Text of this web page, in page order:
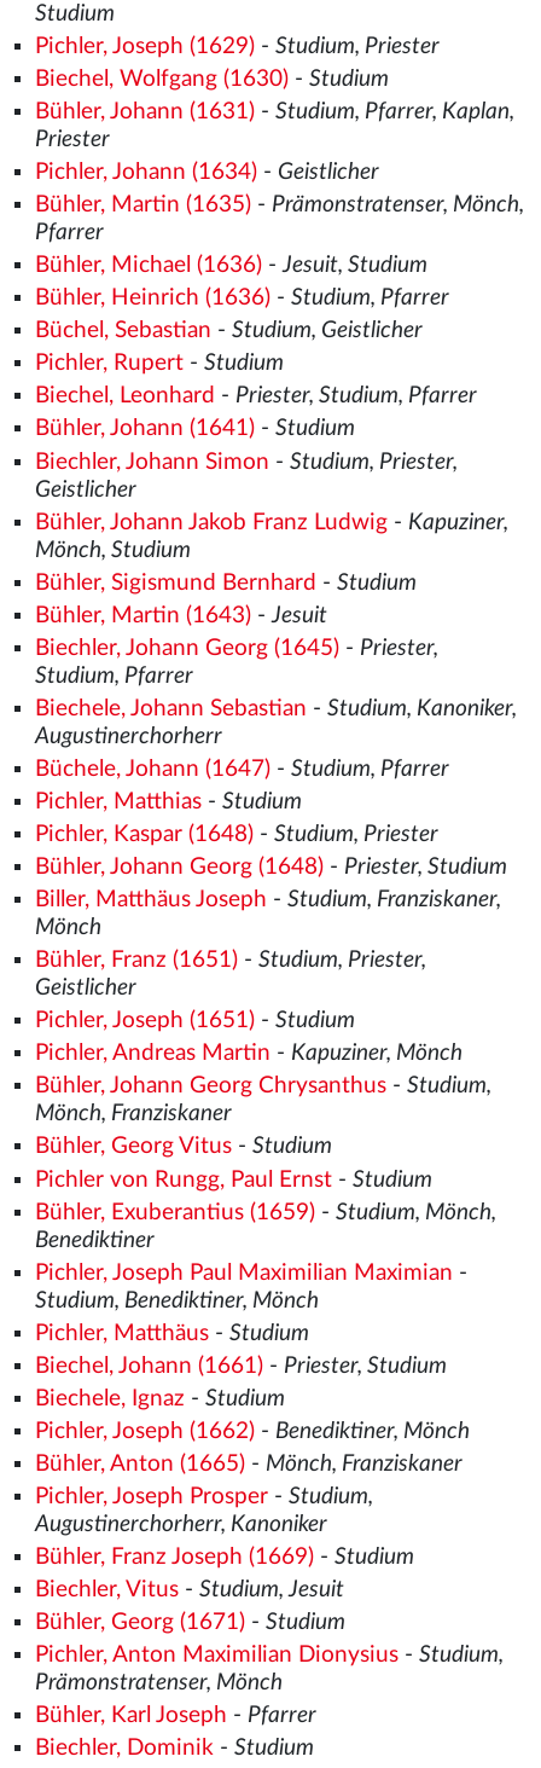
Studium
Pichler, Joseph (1629)- Studium, Priester
Biechel, Wolfgang (1630)- Studium
Bühler, Johann (1631)- Studium, Pfarrer, Kaplan,
Priester
Pichler, Johann (1634)- Geistlicher
Bühler, Martin (1635)- Prämonstratenser, Mönch,
Pfarrer
Bühler, Michael (1636)-Jesuit, Studium
Bühler, Heinrich (1636)- Studium, Pfarrer
Büchel, Sebastian - Studium, Geistlicher
Pichler, Rupert- Studium
Biechel, Leonhard - Priester, Studium, Pfarrer
Bühler, Johann (1641)- Studium
Biechler, Johann Simon - Studium, Priester,
Geistlicher
Bühler, Johann Jakob Franz Ludwig- Kapuziner,
Mönch, Studium
Bühler, Sigismund Bernhard - Studium
Bühler, Martin (1643)- Jesuit
Biechler, Johann Georg (1645)- Priester,
Studium, Pfarrer
Biechele, Johann Sebastian - Studium, Kanoniker,
Augustinerchorherr
Büchele, Johann (1647)- Studium, Pfarrer
Pichler, Matthias- Studium
Pichler, Kaspar (1648)- Studium, Priester
Bühler, Johann Georg (1648)- Priester, Studium
Biller, Matthäus Joseph - Studium, Franziskaner,
Mönch
Bühler, Franz (1651)- Studium, Priester,
Geistlicher
Pichler, Joseph (1651)- Studium
Pichler, Andreas Martin - Kapuziner, Mönch
Bühler, Johann Georg Chrysanthus- Studium,
Mönch, Franziskaner
Bühler, Georg Vitus- Studium
Pichler von Rungg, Paul Ernst- Studium
Bühler, Exuberantius (1659)- Studium, Mönch,
Benediktiner
Pichler, Joseph Paul Maximilian Maximian -
Studium, Benediktiner, Mönch
Pichler, Matthäus- Studium
Biechel, Johann (1661)- Priester, Studium
Biechele, Ignaz - Studium
Pichler, Joseph (1662)- Benediktiner, Mönch
Bühler, Anton (1665)- Mönch, Franziskaner
Pichler, Joseph Prosper- Studium,
Augustinerchorherr, Kanoniker
Bühler, Franz Joseph (1669)- Studium
Biechler, Vitus- Studium, Jesuit
Bühler, Georg (1671)- Studium
Pichler, Anton Maximilian Dionysius- Studium,
Prämonstratenser, Mönch
Bühler, Karl Joseph - Pfarrer
Biechler, Dominik- Studium